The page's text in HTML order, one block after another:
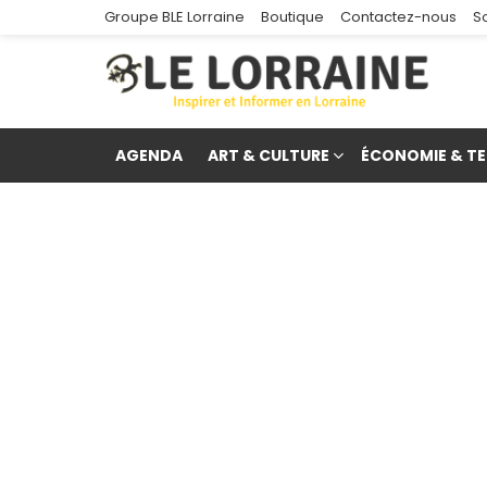
Groupe BLE Lorraine Boutique Contactez-nous
AGENDA ART & CULTURE ÉCONOMIE &